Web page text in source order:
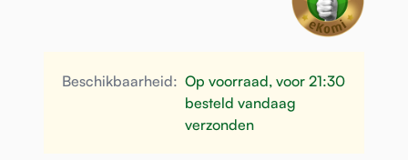
Beschikbaarheid: Op voorraad, voor 21:30
besteld vandaag
verzonden